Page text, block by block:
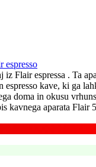
espresso
Flair espressa . Ta
espresso kave, ki ga
doma in okusu
kavnega aparata Flair